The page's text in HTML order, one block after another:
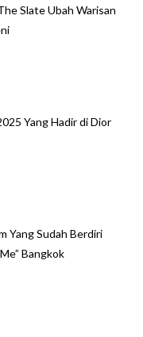
Slate Ubah Warisan
Yang Hadir di Dior
Yang Sudah Berdiri
Bangkok